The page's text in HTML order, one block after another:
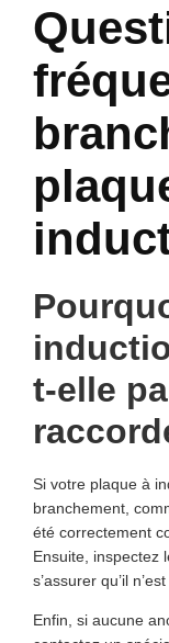
t-elle
Si votre plaque à
branchement,
été correctement
Ensuite, inspectez
s’assurer qu’il
Enfin, si aucune